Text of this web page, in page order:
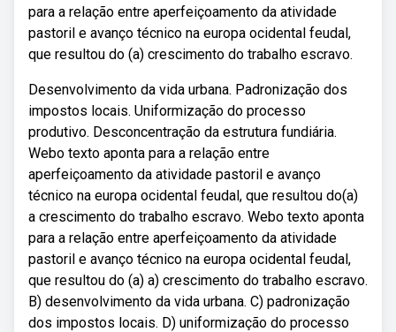
para a relação entre aperfeiçoamento da atividade
pastoril e avanço técnico na europa ocidental feudal,
que resultou do (a) crescimento do trabalho escravo.
Desenvolvimento da vida urbana. Padronização dos
impostos locais. Uniformização do processo
produtivo. Desconcentração da estrutura fundiária.
Webo texto aponta para a relação entre
aperfeiçoamento da atividade pastoril e avanço
técnico na europa ocidental feudal, que resultou do(a)
a crescimento do trabalho escravo. Webo texto aponta
para a relação entre aperfeiçoamento da atividade
pastoril e avanço técnico na europa ocidental feudal,
que resultou do (a) a) crescimento do trabalho escravo.
B) desenvolvimento da vida urbana. C) padronização
dos impostos locais. D) uniformização do processo